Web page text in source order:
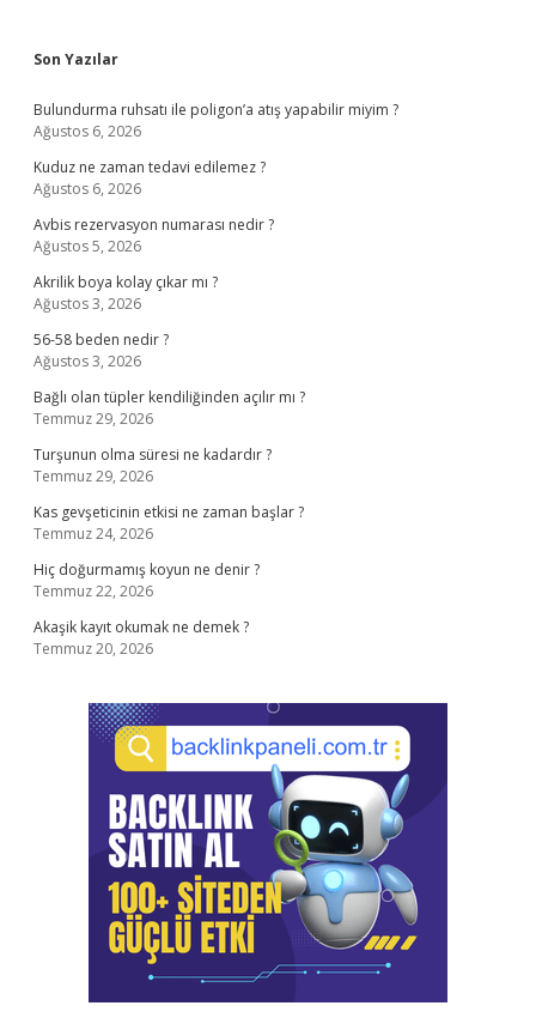
Sidebar
Son Yazılar
Bulundurma ruhsatı ile poligon’a atış yapabilir miyim ?
Ağustos 6, 2026
Kuduz ne zaman tedavi edilemez ?
Ağustos 6, 2026
Avbis rezervasyon numarası nedir ?
Ağustos 5, 2026
Akrilik boya kolay çıkar mı ?
Ağustos 3, 2026
56-58 beden nedir ?
Ağustos 3, 2026
Bağlı olan tüpler kendiliğinden açılır mı ?
Temmuz 29, 2026
Turşunun olma süresi ne kadardır ?
Temmuz 29, 2026
Kas gevşeticinin etkisi ne zaman başlar ?
Temmuz 24, 2026
Hiç doğurmamış koyun ne denir ?
Temmuz 22, 2026
Akaşik kayıt okumak ne demek ?
Temmuz 20, 2026